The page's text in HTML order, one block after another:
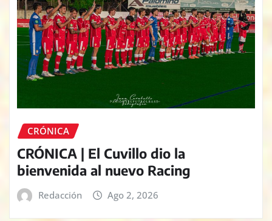
CRÓNICA
CRÓNICA | El Cuvillo dio la
bienvenida al nuevo Racing
Redacción Ago 2, 2026